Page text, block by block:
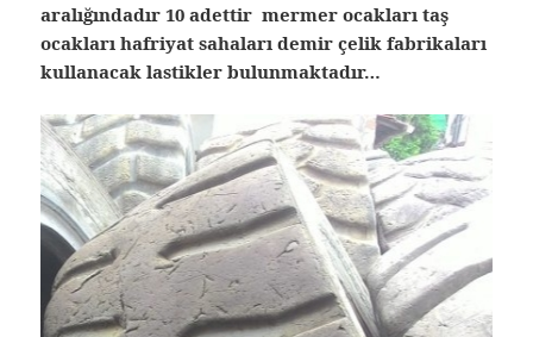
aralığındadır 10 adettir mermer ocakları taş
ocakları hafriyat sahaları demir çelik fabrikaları
kullanacak lastikler bulunmaktadır…